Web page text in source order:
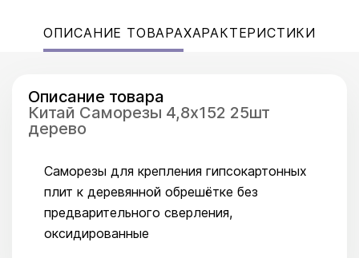
ОПИСАНИЕ ТОВАРАХАРАКТЕРИСТИКИ
Описание товара
Китай Саморезы 4,8x152 25шт
дерево
Саморезы для крепления гипсокартонных
плит к деревянной обрешётке без
предварительного сверления,
оксидированные